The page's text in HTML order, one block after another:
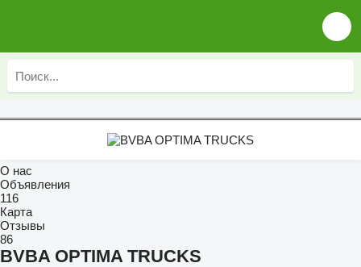
О нас
Объявления
116
Карта
Отзывы
86
BVBA OPTIMA TRUCKS